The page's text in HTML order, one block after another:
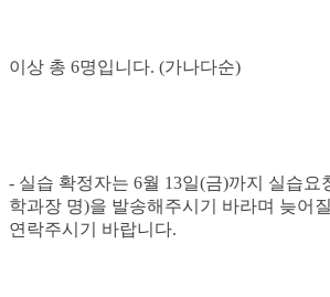
이상 총 6명입니다. (가나다순)
- 실습 확정자는 6월 13일(금)까지 실습요
학과장 명)을 발송해주시기 바라며 늦어
연락주시기 바랍니다.